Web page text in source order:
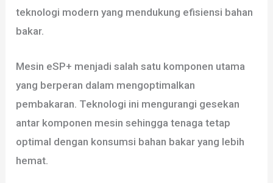
teknologi modern yang mendukung efisiensi bahan
bakar.
Mesin eSP+ menjadi salah satu komponen utama
yang berperan dalam mengoptimalkan
pembakaran. Teknologi ini mengurangi gesekan
antar komponen mesin sehingga tenaga tetap
optimal dengan konsumsi bahan bakar yang lebih
hemat.